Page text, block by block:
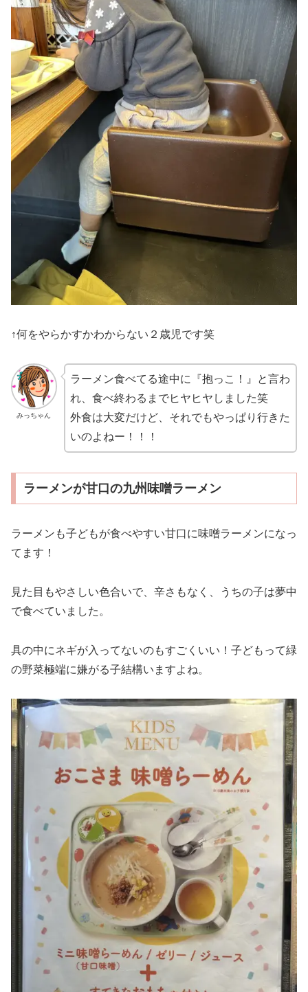
↑何をやらかすかわからない２歳児です笑
みっちゃん
ラーメン食べてる途中に『抱っこ！』と言わ
れ、食べ終わるまでヒヤヒヤしました笑
外食は大変だけど、それでもやっぱり行きた
いのよねー！！！
ラーメンが甘口の九州味噌ラーメン
ラーメンも子どもが食べやすい甘口に味噌ラーメンになっ
てます！
見た目もやさしい色合いで、辛さもなく、うちの子は夢中
で食べていました。
具の中にネギが入ってないのもすごくいい！子どもって緑
の野菜極端に嫌がる子結構いますよね。